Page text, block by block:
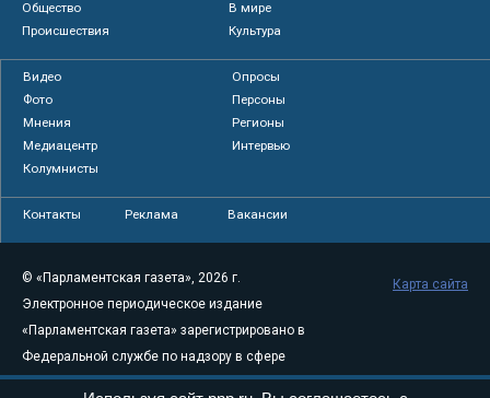
Общество
В мире
Происшествия
Культура
Видео
Опросы
Фото
Персоны
Мнения
Регионы
Медиацентр
Интервью
Колумнисты
Контакты Реклама Вакансии
© «Парламентская газета», 2026 г.
Электронное периодическое издание
«Парламентская газета» зарегистрировано в
Федеральной службе по надзору в сфере
связи, информационных технологий и
Карта сайта